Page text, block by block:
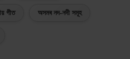
গীত অসমৰ নদ-নদী সমূহ